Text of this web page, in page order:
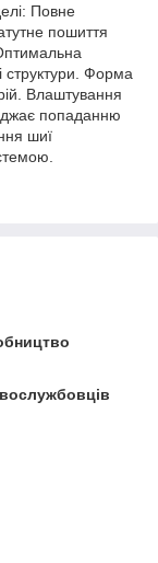
Повне
пошиття
структури. Форма
Влаштування
попаданню
шиї